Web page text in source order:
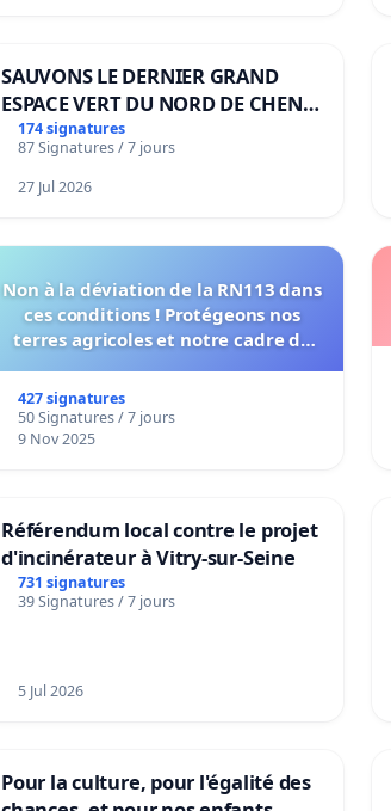
SAUVONS LE DERNIER GRAND
ESPACE VERT DU NORD DE CHENE-
BOUGERIES
174 signatures
87 Signatures / 7 jours
27 Jul 2026
Non à la déviation de la RN113 dans
ces conditions ! Protégeons nos
terres agricoles et notre cadre de
427 signatures
50 Signatures / 7 jours
9 Nov 2025
Référendum local contre le projet
d'incinérateur à Vitry-sur-Seine
731 signatures
39 Signatures / 7 jours
5 Jul 2026
Pour la culture, pour l'égalité des